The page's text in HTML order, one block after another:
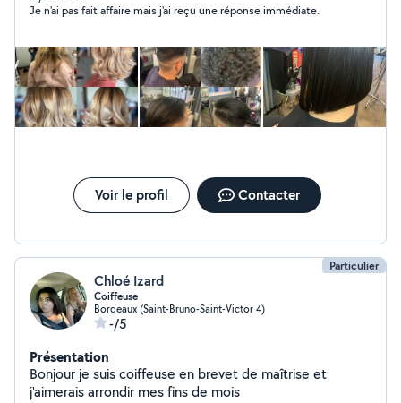
Je n'ai pas fait affaire mais j'ai reçu une réponse immédiate.
Voir le profil Contacter
Particulier
Chloé Izard
Coiffeuse
Bordeaux (Saint-Bruno-Saint-Victor 4)
-/5
Présentation
Bonjour je suis coiffeuse en brevet de maîtrise et
j'aimerais arrondir mes fins de mois